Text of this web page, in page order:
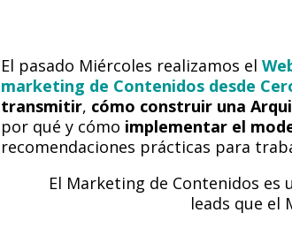
El pasado Miércoles realizamos el
marketing de Contenidos desde
transmitir, cómo construir una
por qué y cómo implementar el
recomendaciones prácticas para
El Marketing de Contenidos es
leads que el